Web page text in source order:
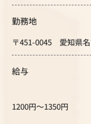
勤務地
〒451-0045 愛知県
給与
1200円～1350円